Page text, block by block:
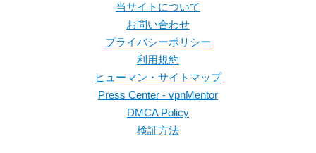
当サイトについて
お問い合わせ
プライバシーポリシー
利用規約
ヒューマン・サイトマップ
Press Center - vpnMentor
DMCA Policy
検証方法